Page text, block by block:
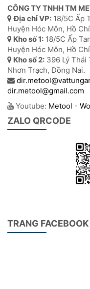
CÔNG TY TNHH TM
Địa chỉ VP: 18/5C Ấp
Huyện Hóc Môn, Hồ
Kho số 1: 18/5C Ấp
Huyện Hóc Môn, Hồ
Kho số 2: 396 Lý Thái
Nhơn Trạch, Đồng Nai.
dir.metool@gmail.com
Youtube: Metool -
ZALO QRCODE
TRANG FACEBOOK